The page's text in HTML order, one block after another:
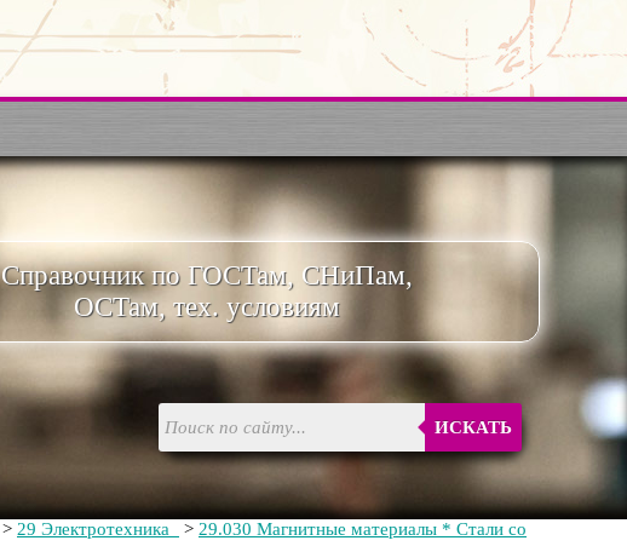
Справочник по ГОСТам, СНиПам,
ОСТам, тех. условиям
ИСКАТЬ
> 29 Электротехника > 29.030 Магнитные материалы * Стали со